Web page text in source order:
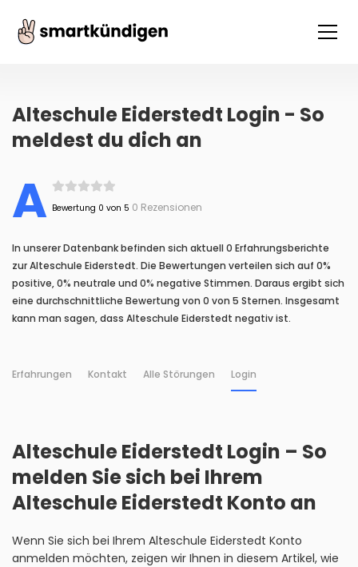
Alteschule Eiderstedt Login - So
meldest du dich an
A Bewertung 0 von 5 0 Rezensionen
In unserer Datenbank befinden sich aktuell 0 Erfahrungsberichte
zur Alteschule Eiderstedt. Die Bewertungen verteilen sich auf 0%
positive, 0% neutrale und 0% negative Stimmen. Daraus ergibt sich
eine durchschnittliche Bewertung von 0 von 5 Sternen. Insgesamt
kann man sagen, dass Alteschule Eiderstedt negativ ist.
Erfahrungen Kontakt Alle Störungen Login
Alteschule Eiderstedt Login – So
melden Sie sich bei Ihrem
Alteschule Eiderstedt Konto an
Wenn Sie sich bei Ihrem Alteschule Eiderstedt Konto
anmelden möchten, zeigen wir Ihnen in diesem Artikel, wie